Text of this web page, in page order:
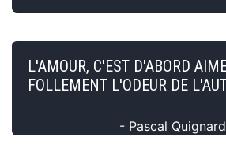
L'AMOUR, C'EST D'ABORD
FOLLEMENT L'ODEUR DE
- Pascal